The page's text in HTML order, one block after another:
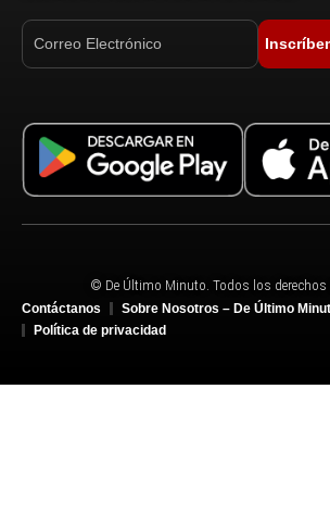
© De Último Minuto. Todos los derechos
Contáctanos
Sobre Nosotros – De Último
Política de privacidad